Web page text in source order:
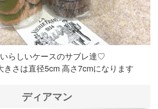
らしいケースのサブレ達♡
きさは直径5cm 高さ7cmになります
ディアマン